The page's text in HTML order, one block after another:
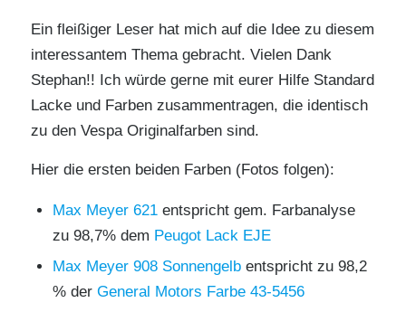
Ein fleißiger Leser hat mich auf die Idee zu diesem
interessantem Thema gebracht. Vielen Dank
Stephan!! Ich würde gerne mit eurer Hilfe Standard
Lacke und Farben zusammentragen, die identisch
zu den Vespa Originalfarben sind.
Hier die ersten beiden Farben (Fotos folgen):
Max Meyer 621entspricht gem. Farbanalyse
zu 98,7% dem Peugot Lack EJE
Max Meyer 908 Sonnengelbentspricht zu 98,2
% der General Motors Farbe 43-5456